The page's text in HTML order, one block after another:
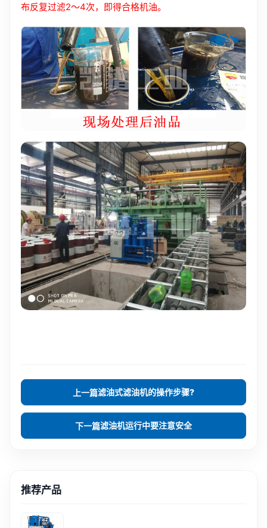
布反复过滤2～4次，即得合格机油。
上一篇滤油式滤油机的操作步骤?
下一篇滤油机运行中要注意安全
推荐产品